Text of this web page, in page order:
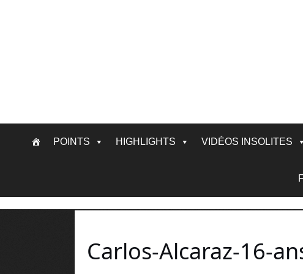
POINTS HIGHLIGHTS VIDÉOS INSOLITES
Carlos-Alcaraz-16-